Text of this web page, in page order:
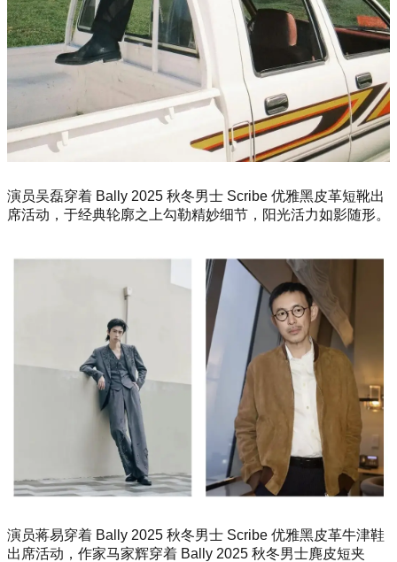
演员吴磊穿着 Bally 2025 秋冬男士 Scribe 优雅黑皮革短靴出
席活动，于经典轮廓之上勾勒精妙细节，阳光活力如影随形。
演员蒋易穿着 Bally 2025 秋冬男士 Scribe 优雅黑皮革牛津鞋
出席活动，作家马家辉穿着 Bally 2025 秋冬男士麂皮短夹